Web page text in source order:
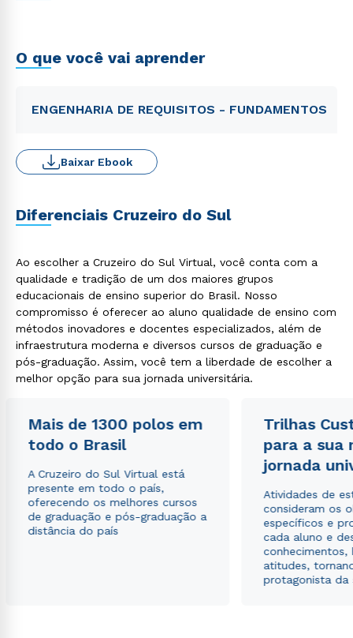
O que você vai aprender
ENGENHARIA DE REQUISITOS - FUNDAMENTOS
Baixar Ebook
Diferenciais Cruzeiro do Sul
Ao escolher a Cruzeiro do Sul Virtual, você conta com a
qualidade e tradição de um dos maiores grupos
educacionais de ensino superior do Brasil. Nosso
compromisso é oferecer ao aluno qualidade de ensino com
métodos inovadores e docentes especializados, além de
infraestrutura moderna e diversos cursos de graduação e
pós-graduação. Assim, você tem a liberdade de escolher a
melhor opção para sua jornada universitária.
Mais de 1300 polos em
todo o Brasil
A Cruzeiro do Sul Virtual está
presente em todo o país,
oferecendo os melhores cursos
de graduação e pós-graduação a
distância do país
Trilhas
para a sua
jornada
Atividades de
consideram os
específicos e
cada aluno e
conhecimentos,
atitudes,
protagonista da